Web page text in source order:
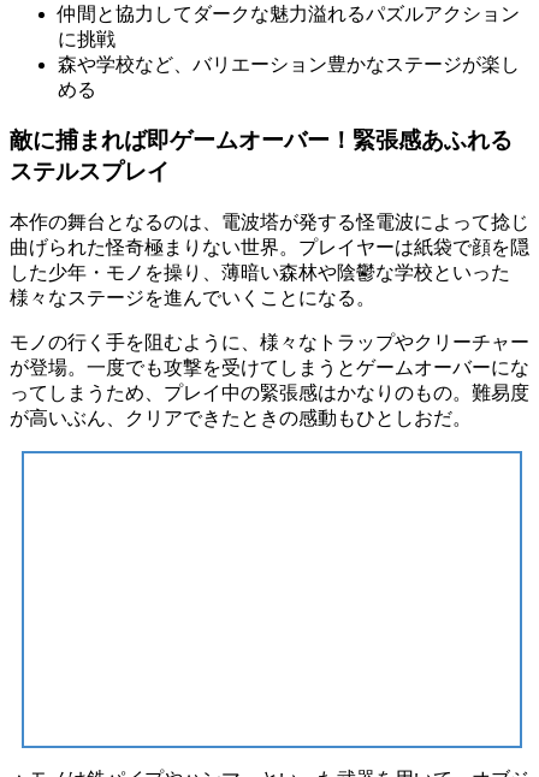
仲間と協力してダークな魅力溢れるパズルアクション
に挑戦
森や学校など、バリエーション豊かなステージが楽し
める
敵に捕まれば即ゲームオーバー！緊張感あふれる
ステルスプレイ
本作の舞台となるのは、 電波塔が発する怪電波によって捻じ
曲げられた怪奇極まりない世界。 プレイヤーは紙袋で顔を隠
した少年・モノ を操り、薄暗い森林や陰鬱な学校といった
様々なステージを進んでいくことになる。
モノの行く手を阻むように、様々なトラップやクリーチャー
が登場。一度でも攻撃を受けてしまうとゲームオーバーにな
ってしまうため、プレイ中の緊張感はかなりのもの。難易度
が高いぶん、クリアできたときの感動もひとしおだ。